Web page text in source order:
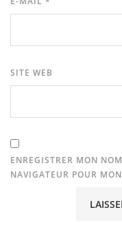
SITE WEB
ENREGISTRER MON
NAVIGATEUR POUR